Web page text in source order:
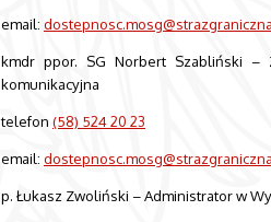
email:
kmdr ppor. SG Norbert Szabliński –
komunikacyjna
telefon (58) 524 20 23
email:
p. Łukasz Zwoliński – Administrator w